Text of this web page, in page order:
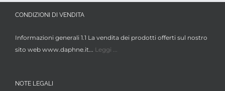
CONDIZIONI DI VENDITA
Informazioni generali 1.1 La vendita dei prodotti offerti sul nostro
sito web www.daphne.it... Leggi ...
NOTE LEGALI